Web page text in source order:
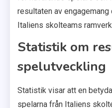
resultaten av engagemang
Italiens skolteams
Statistik om
spelutveckling
Statistik visar att en
spelarna från Italiens